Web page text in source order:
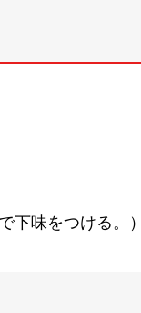
下味をつける。